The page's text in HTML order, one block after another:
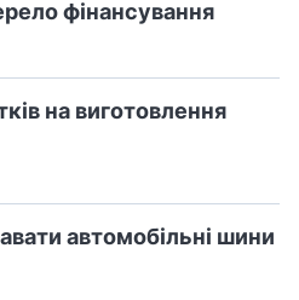
фінансування
на виготовлення
автомобільні шини